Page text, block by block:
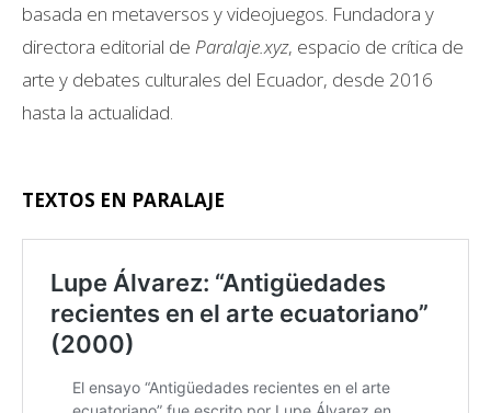
basada en metaversos y videojuegos. Fundadora y
directora editorial de Paralaje.xyz, espacio de crítica de
arte y debates culturales del Ecuador, desde 2016
hasta la actualidad.
TEXTOS EN PARALAJE